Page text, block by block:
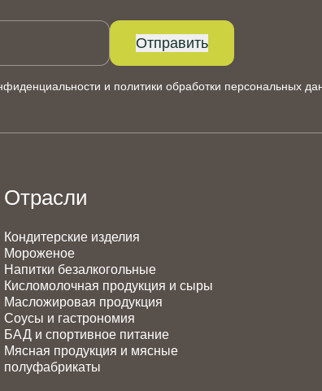
Отправить
и политики обработки персональных
Отрасли
Кондитерские изделия
Мороженое
Напитки безалкогольные
Кисломолочная продукция и сыры
Масложировая продукция
Соусы и гастрономия
БАД и спортивное питание
Мясная продукция и мясные
полуфабрикаты